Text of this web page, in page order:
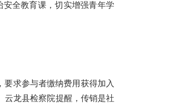
全教育课，切实增强青年学
要求参与者缴纳费用获得加入
云龙县检察院提醒，传销是社